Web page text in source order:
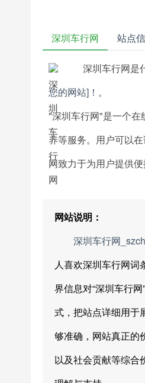
深圳车行网 站点
深圳车行网是
您的网站]！ 。
"深圳车行网"是一个在
养等服务。用户可以
网致力于为用户提供
网站说明：
深圳车行网
人喜欢深圳车行网词
界信息对“深圳车行
式，把站点详细用于
够准确，网站真正的
以及社会贡献等综合